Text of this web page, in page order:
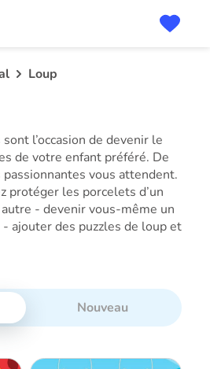
Loup
l’occasion de devenir le
de votre enfant préféré. De
vous attendent.
protéger les porcelets d’un
- devenir vous-même un
ajouter des puzzles de loup et
Nouveau